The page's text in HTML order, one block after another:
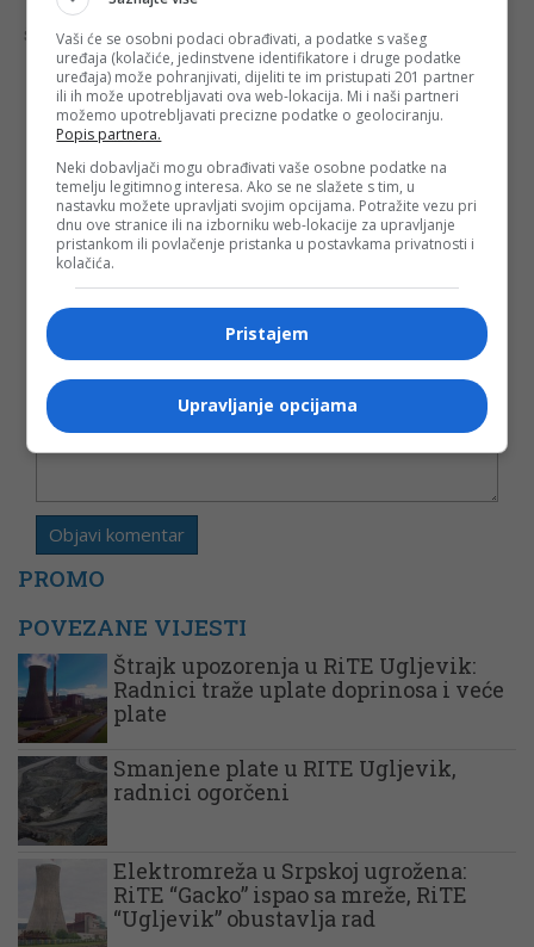
Šta mislite o ovoj temi?
Vaša e-mail adresa neće biti objavljena. Sva polja su
obavezna!
Ime*
Email*
Komentar
PROMO
POVEZANE VIJESTI
Štrajk upozorenja u RiTE Ugljevik:
Radnici traže uplate doprinosa i veće
plate
Smanjene plate u RITE Ugljevik,
radnici ogorčeni
Elektromreža u Srpskoj ugrožena:
RiTE “Gacko” ispao sa mreže, RiTE
“Ugljevik” obustavlja rad
Vaši će se osobni podaci obrađivati, a podatke s vašeg
uređaja (kolačiće, jedinstvene identifikatore i druge podatke
uređaja) može pohranjivati, dijeliti te im pristupati 201 partner
ili ih može upotrebljavati ova web-lokacija. Mi i naši partneri
možemo upotrebljavati precizne podatke o geolociranju.
Popis partnera.
Neki dobavljači mogu obrađivati vaše osobne podatke na
temelju legitimnog interesa. Ako se ne slažete s tim, u
nastavku možete upravljati svojim opcijama. Potražite vezu pri
dnu ove stranice ili na izborniku web-lokacije za upravljanje
pristankom ili povlačenje pristanka u postavkama privatnosti i
kolačića.
Pristajem
Upravljanje opcijama